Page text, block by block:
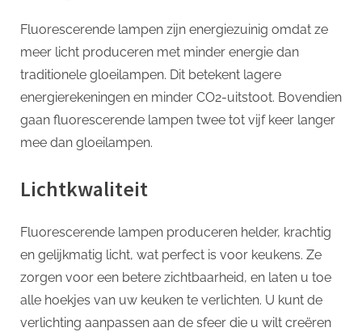
Fluorescerende lampen zijn energiezuinig omdat ze
meer licht produceren met minder energie dan
traditionele gloeilampen. Dit betekent lagere
energierekeningen en minder CO2-uitstoot. Bovendien
gaan fluorescerende lampen twee tot vijf keer langer
mee dan gloeilampen.
Lichtkwaliteit
Fluorescerende lampen produceren helder, krachtig
en gelijkmatig licht, wat perfect is voor keukens. Ze
zorgen voor een betere zichtbaarheid, en laten u toe
alle hoekjes van uw keuken te verlichten. U kunt de
verlichting aanpassen aan de sfeer die u wilt creëren